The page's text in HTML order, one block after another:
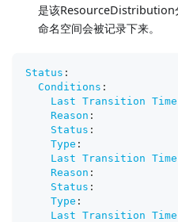
是该ResourceDistribution
命名空间会被记录下来。
Status :
Conditions :
Last Transition Time
Reason :
Status :
Type :
Last Transition Time
Reason :
Status :
Type :
Last Transition Time